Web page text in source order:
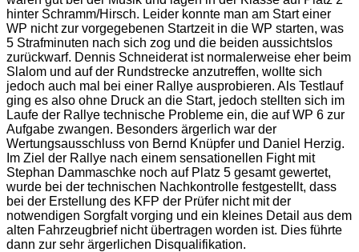
hinter Schramm/Hirsch. Leider konnte man am Start einer
WP nicht zur vorgegebenen Startzeit in die WP starten, was
5 Strafminuten nach sich zog und die beiden aussichtslos
zurückwarf. Dennis Schneiderat ist normalerweise eher beim
Slalom und auf der Rundstrecke anzutreffen, wollte sich
jedoch auch mal bei einer Rallye ausprobieren. Als Testlauf
ging es also ohne Druck an die Start, jedoch stellten sich im
Laufe der Rallye technische Probleme ein, die auf WP 6 zur
Aufgabe zwangen. Besonders ärgerlich war der
Wertungsausschluss von Bernd Knüpfer und Daniel Herzig.
Im Ziel der Rallye nach einem sensationellen Fight mit
Stephan Dammaschke noch auf Platz 5 gesamt gewertet,
wurde bei der technischen Nachkontrolle festgestellt, dass
bei der Erstellung des KFP der Prüfer nicht mit der
notwendigen Sorgfalt vorging und ein kleines Detail aus dem
alten Fahrzeugbrief nicht übertragen worden ist. Dies führte
dann zur sehr ärgerlichen Disqualifikation.